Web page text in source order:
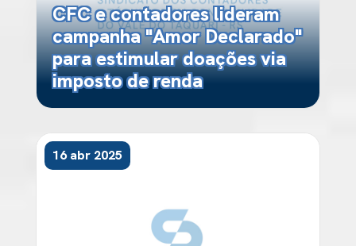
CFC e contadores lideram
campanha "Amor Declarado"
para estimular doações via
imposto de renda
16 abr 2025